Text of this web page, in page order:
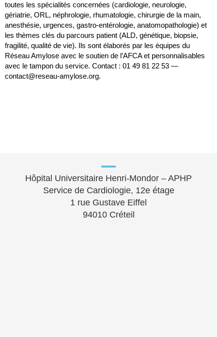
toutes les spécialités concernées (cardiologie, neurologie,
gériatrie, ORL, néphrologie, rhumatologie, chirurgie de la main,
anesthésie, urgences, gastro-entérologie, anatomopathologie) et
les thèmes clés du parcours patient (ALD, génétique, biopsie,
fragilité, qualité de vie). Ils sont élaborés par les équipes du
Réseau Amylose avec le soutien de l’AFCA et personnalisables
avec le tampon du service. Contact : 01 49 81 22 53 —
contact@reseau-amylose.org.
Hôpital Universitaire Henri-Mondor – APHP
Service de Cardiologie, 12e étage
1 rue Gustave Eiffel
94010 Créteil